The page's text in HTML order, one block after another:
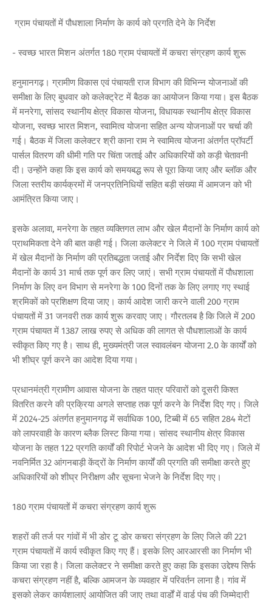
ग्राम पंचायतों में पौधशाला निर्माण के कार्य को प्रगति देने के निर्देश
- स्वच्छ भारत मिशन अंतर्गत 180 ग्राम पंचायतों में कचरा संग्रहण कार्य शुरू
हनुमानगढ़। ग्रामीण विकास एवं पंचायती राज विभाग की विभिन्न योजनाओं की
समीक्षा के लिए बुधवार को कलेक्ट्रेट में बैठक का आयोजन किया गया। इस बैठक
में मनरेगा, सांसद स्थानीय क्षेत्र विकास योजना, विधायक स्थानीय क्षेत्र विकास
योजना, स्वच्छ भारत मिशन, स्वामित्व योजना सहित अन्य योजनाओं पर चर्चा की
गई। बैठक में जिला कलेक्टर श्री काना राम ने स्वामित्व योजना अंतर्गत प्रॉपर्टी
पार्सल वितरण की धीमी गति पर चिंता जताई और अधिकारियों को कड़ी चेतावनी
दी। उन्होंने कहा कि इस कार्य को समयबद्ध रूप से पूरा किया जाए और ब्लॉक और
जिला स्तरीय कार्यक्रमों में जनप्रतिनिधियों सहित बड़ी संख्या में आमजन को भी
आमंत्रित किया जाए।
इसके अलावा, मनरेगा के तहत व्यक्तिगत लाभ और खेल मैदानों के निर्माण कार्य को
प्राथमिकता देने की बात कही गई। जिला कलेक्टर ने जिले में 100 ग्राम पंचायतों
में खेल मैदानों के निर्माण की प्रतिबद्धता जताई और निर्देश दिए कि सभी खेल
मैदानों के कार्य 31 मार्च तक पूर्ण कर लिए जाएं। सभी ग्राम पंचायतों में पौधशाला
निर्माण के लिए वन विभाग से मनरेगा के 100 दिनों तक के लिए लगाए गए स्थाई
श्रमिकों को प्रशिक्षण दिया जाए। कार्य आदेश जारी करने वाली 200 ग्राम
पंचायतों में 31 जनवरी तक कार्य शुरू करवाए जाए। गौरतलब है कि जिले में 200
ग्राम पंचायत में 1387 लाख रुपए से अधिक की लागत से पौधशालाओं के कार्य
स्वीकृत किए गए है। साथ ही, मुख्यमंत्री जल स्वावलंबन योजना 2.0 के कार्यों को
भी शीघ्र पूर्ण करने का आदेश दिया गया।
प्रधानमंत्री ग्रामीण आवास योजना के तहत पात्र परिवारों को दूसरी किश्त
वितरित करने की प्रक्रिया अगले सप्ताह तक पूर्ण करने के निर्देश दिए गए। जिले
में 2024-25 अंतर्गत हनुमानगढ़ में सर्वाधिक 100, टिब्बी में 65 सहित 284 मेटों
को लापरवाही के कारण ब्लैक लिस्ट किया गया। सांसद स्थानीय क्षेत्र विकास
योजना के तहत 122 प्रगति कार्यों की रिपोर्ट भेजने के आदेश भी दिए गए। जिले में
नवनिर्मित 32 आंगनबाड़ी केंद्रों के निर्माण कार्यों की प्रगति की समीक्षा करते हुए
अधिकारियों को शीघ्र निरीक्षण और सूचना भेजने के निर्देश दिए गए।
180 ग्राम पंचायतों में कचरा संग्रहण कार्य शुरू
शहरों की तर्ज पर गांवों में भी डोर टू डोर कचरा संग्रहण के लिए जिले की 221
ग्राम पंचायतों में कार्य स्वीकृत किए गए हैं। इसके लिए आरआरसी का निर्माण भी
किया जा रहा है। जिला कलेक्टर ने समीक्षा करते हुए कहा कि इसका उद्देश्य सिर्फ
कचरा संग्रहण नहीं है, बल्कि आमजन के व्यवहार में परिवर्तन लाना है। गांव में
इसको लेकर कार्यशालाएं आयोजित की जाए तथा वार्डों में वार्ड पंच की जिम्मेदारी